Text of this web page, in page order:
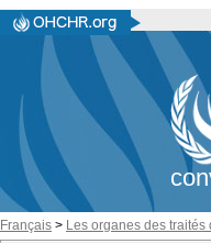
Français > Les organes des